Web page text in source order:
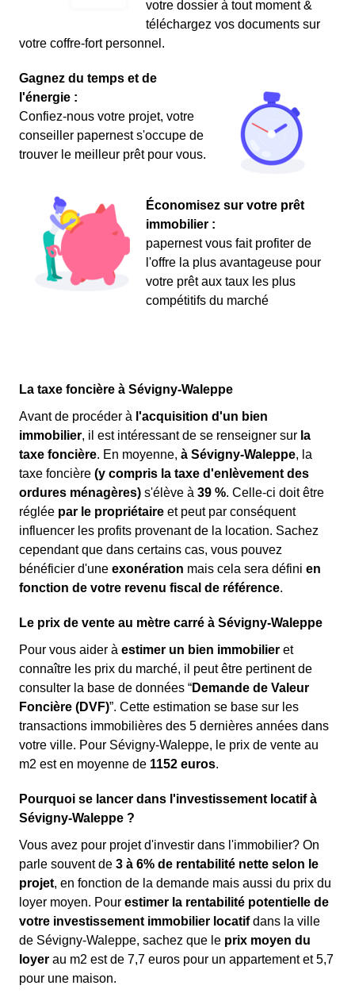
votre dossier à tout moment &
téléchargez vos documents sur
votre coffre-fort personnel.
Gagnez du temps et de
l'énergie :
Confiez-nous votre projet, votre
conseiller papernest s'occupe de
trouver le meilleur prêt pour vous.
Économisez sur votre prêt
immobilier :
papernest vous fait profiter de
l'offre la plus avantageuse pour
votre prêt aux taux les plus
compétitifs du marché
La taxe foncière à Sévigny-Waleppe
Avant de procéder à l'acquisition d'un bien
immobilier, il est intéressant de se renseigner sur la
taxe foncière. En moyenne, à Sévigny-Waleppe, la
taxe foncière (y compris la taxe d'enlèvement des
ordures ménagères) s'élève à 39 %. Celle-ci doit être
réglée par le propriétaire et peut par conséquent
influencer les profits provenant de la location. Sachez
cependant que dans certains cas, vous pouvez
bénéficier d'une exonération mais cela sera défini en
fonction de votre revenu fiscal de référence.
Le prix de vente au mètre carré à Sévigny-Waleppe
Pour vous aider à estimer un bien immobilier et
connaître les prix du marché, il peut être pertinent de
consulter la base de données “Demande de Valeur
Foncière (DVF)”. Cette estimation se base sur les
transactions immobilières des 5 dernières années dans
votre ville. Pour Sévigny-Waleppe, le prix de vente au
m2 est en moyenne de 1152 euros.
Pourquoi se lancer dans l'investissement locatif à
Sévigny-Waleppe ?
Vous avez pour projet d'investir dans l'immobilier? On
parle souvent de 3 à 6% de rentabilité nette selon le
projet, en fonction de la demande mais aussi du prix du
loyer moyen. Pour estimer la rentabilité potentielle de
votre investissement immobilier locatifdans la ville
de Sévigny-Waleppe, sachez que le prix moyen du
loyer au m2 est de 7,7 euros pour un appartement et 5,7
pour une maison.